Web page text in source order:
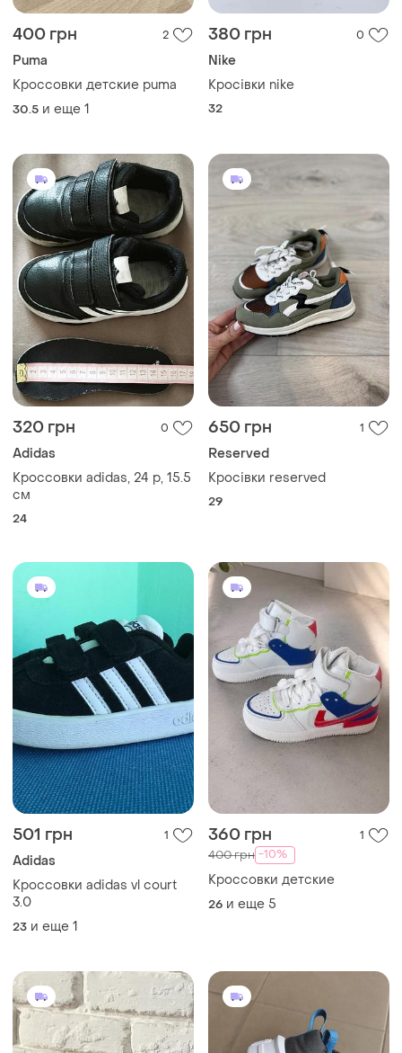
400 грн 2
Puma
Кроссовки детские puma
30.5 и еще 1
380 грн 0
Nike
Кросівки nike
32
320 грн 0
Adidas
Кроссовки adidas, 24 р, 15.5
см
24
650 грн 1
Reserved
Кросівки reserved
29
501 грн 1
Adidas
Кроссовки adidas vl court
3.0
23 и еще 1
360 грн 1
400 грн -10%
Кроссовки детские
26 и еще 5